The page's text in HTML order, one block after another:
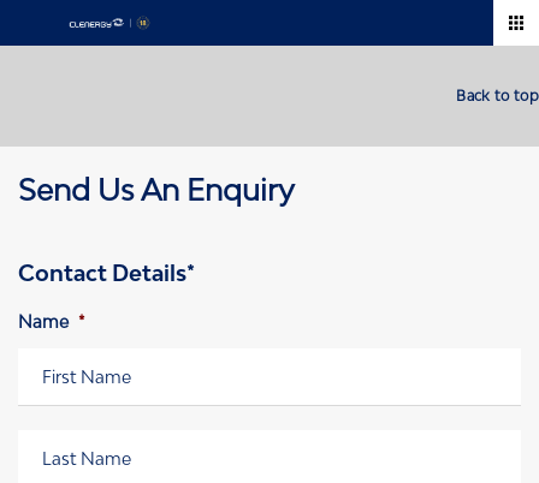
Inhalt
Back to top
Send Us An Enquiry
Contact Details*
Name *